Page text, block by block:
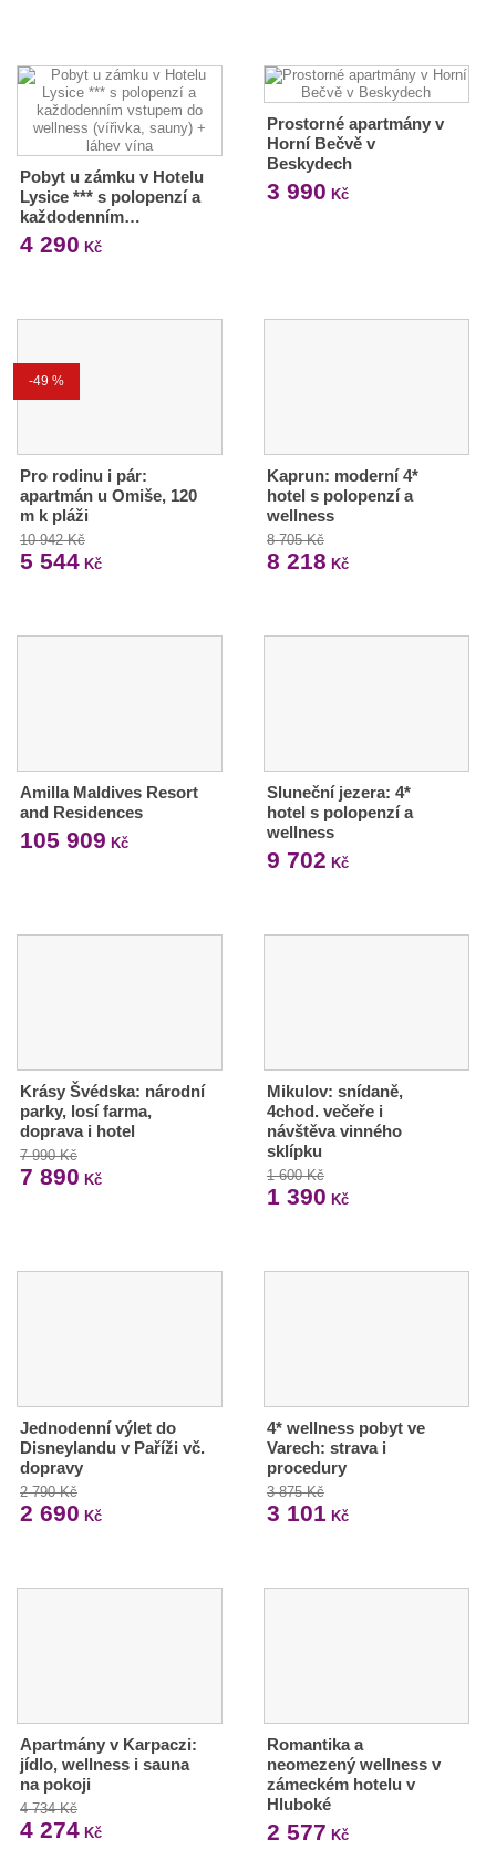
Pobyt u zámku v Hotelu
Lysice *** s polopenzí a
každodenním…
4 290 Kč
Prostorné apartmány v
Horní Bečvě v
Beskydech
3 990 Kč
-49 %
Pro rodinu i pár:
apartmán u Omiše, 120
m k pláži
10 942 Kč
5 544 Kč
Kaprun: moderní 4*
hotel s polopenzí a
wellness
8 705 Kč
8 218 Kč
Amilla Maldives Resort
and Residences
105 909 Kč
Sluneční jezera: 4*
hotel s polopenzí a
wellness
9 702 Kč
Krásy Švédska: národní
parky, losí farma,
doprava i hotel
7 990 Kč
7 890 Kč
Mikulov: snídaně,
4chod. večeře i
návštěva vinného
sklípku
1 600 Kč
1 390 Kč
Jednodenní výlet do
Disneylandu v Paříži vč.
dopravy
2 790 Kč
2 690 Kč
4* wellness pobyt ve
Varech: strava i
procedury
3 875 Kč
3 101 Kč
Apartmány v Karpaczi:
jídlo, wellness i sauna
na pokoji
4 734 Kč
4 274 Kč
Romantika a
neomezený wellness v
zámeckém hotelu v
Hluboké
2 577 Kč